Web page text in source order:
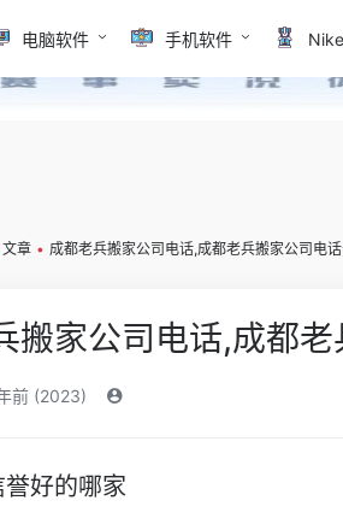
电脑软件 手机软件
文章 • 成都老兵搬家公司电话,成都老兵搬家公司电
搬家公司电话,成都
前 (2023)
好的哪家